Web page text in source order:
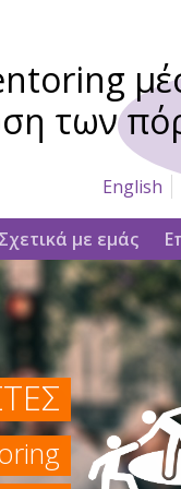
των
English
Σχετικά με εμάς